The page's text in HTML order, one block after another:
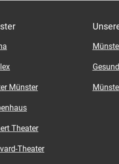
Münster
Theater
Theater